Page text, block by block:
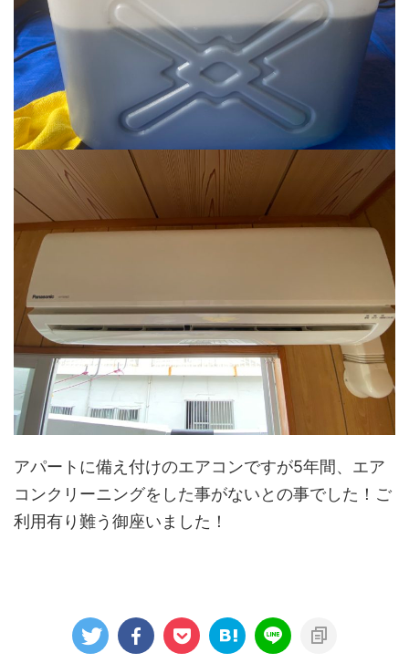
アパートに備え付けのエアコンですが5年間、エア
コンクリーニングをした事がないとの事でした！ご
利用有り難う御座いました！